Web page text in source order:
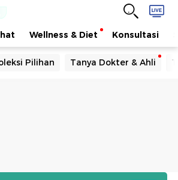
Wellness & Diet Konsultasi
Pilihan Tanya Dokter & Ahli